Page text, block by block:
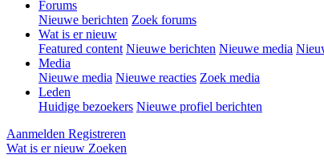
Forums
Nieuwe berichten Zoek forums
Wat is er nieuw
Featured content Nieuwe berichten Nieuwe media
Media
Nieuwe media Nieuwe reacties Zoek media
Leden
Huidige bezoekers Nieuwe profiel berichten
Aanmelden Registreren
Wat is er nieuw Zoeken